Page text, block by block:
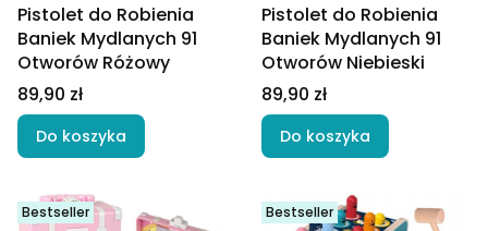
Pistolet do Robienia
Baniek Mydlanych 91
Otworów Różowy
Cena
89,90 zł
Do koszyka
Pistolet do Robienia
Baniek Mydlanych 91
Otworów Niebieski
Cena
89,90 zł
Do koszyka
Bestseller Bestseller